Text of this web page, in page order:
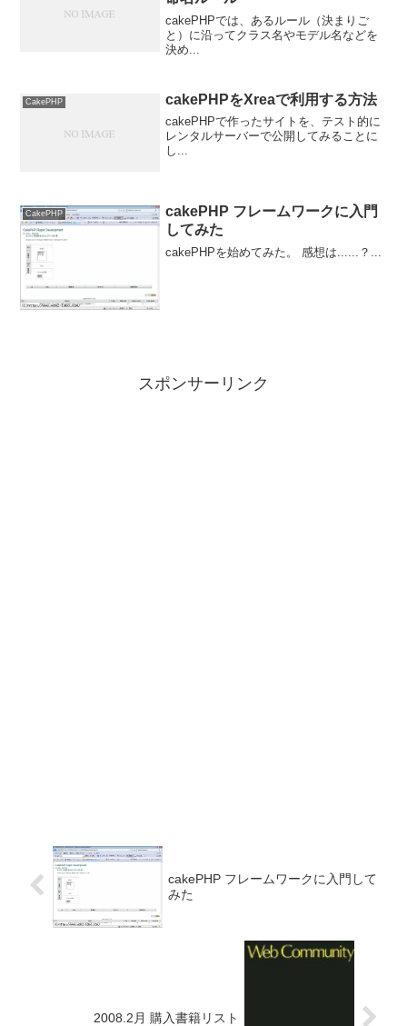
cakePHPでは、あるルール（決まりご
と）に沿ってクラス名やモデル名などを
決め...
CakePHP cakePHPをXreaで利用する方法
cakePHPで作ったサイトを、テスト的に
レンタルサーバーで公開してみることに
し...
CakePHP
cakePHP フレームワークに入門
してみた
cakePHPを始めてみた。 感想は......？...
スポンサーリンク
cakePHP フレームワークに入門して
みた
2008.2月 購入書籍リスト